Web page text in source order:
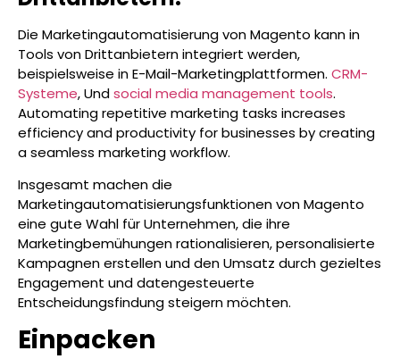
Die Marketingautomatisierung von Magento kann in
Tools von Drittanbietern integriert werden,
beispielsweise in E-Mail-Marketingplattformen. CRM-
Systeme, Undsocial media management tools.
Automating repetitive marketing tasks increases
efficiency and productivity for businesses by creating
a seamless marketing workflow.
Insgesamt machen die
Marketingautomatisierungsfunktionen von Magento
eine gute Wahl für Unternehmen, die ihre
Marketingbemühungen rationalisieren, personalisierte
Kampagnen erstellen und den Umsatz durch gezieltes
Engagement und datengesteuerte
Entscheidungsfindung steigern möchten.
Einpacken